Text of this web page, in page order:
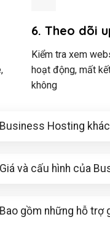
6. Theo dõi
Kiểm tra xem
hoạt động, mất
không
Business Hosting
Giá và cấu hình của
Bao gồm những hỗ trợ